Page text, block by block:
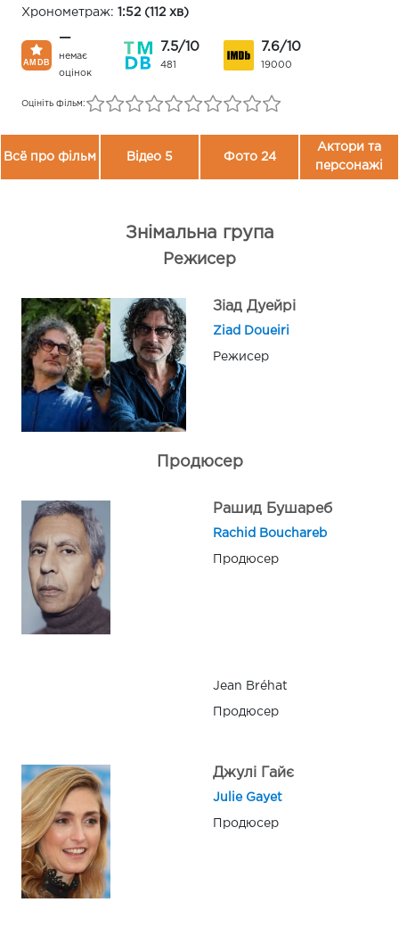
Хронометраж: 1:52 (112 хв)
—
немає
оцінок
7.5/10
481
7.6/10
19000
Оцініть фільм:
Всё про фільм Відео 5 Фото 24
Актори та
персонажі
Знімальна група
Режисер
Зіад Дуейрі
Ziad Doueiri
Режисер
Продюсер
Рашид Бушареб
Rachid Bouchareb
Продюсер
Jean Bréhat
Продюсер
Джулі Гайє
Julie Gayet
Продюсер